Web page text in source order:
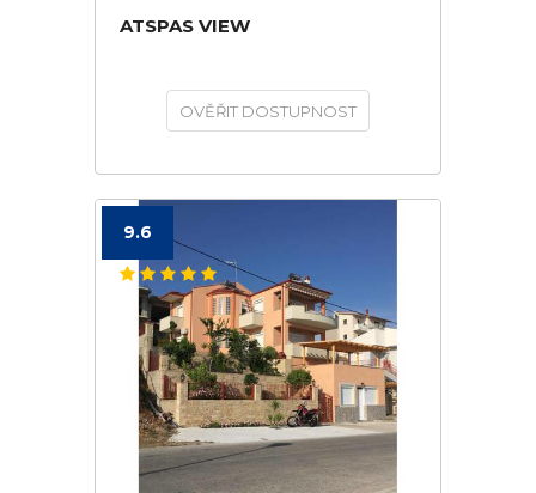
ATSPAS VIEW
OVĚŘIT DOSTUPNOST
9.6